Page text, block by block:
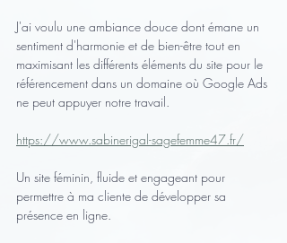
J'ai voulu une ambiance douce dont émane un
sentiment d'harmonie et de bien-être tout en
maximisant les différents éléments du site pour le
référencement dans un domaine où Google Ads
ne peut appuyer notre travail.
https://www.sabinerigal-sagefemme47.fr/
Un site féminin, fluide et engageant pour
permettre à ma cliente de développer sa
présence en ligne.